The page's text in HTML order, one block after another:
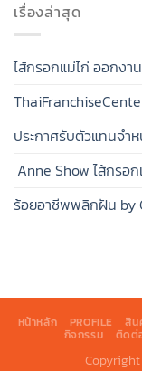
เรื่องล่าสุด
ไส้กรอกแม่ไก่ ออกงา
ประกาศรับตัวแทนจำ
Anne Show ไส้กรอก
ร้อยอาชีพพลิกฝัน by
หน้าหลัก PROFILE สิน
กิจกรรม ติดต่